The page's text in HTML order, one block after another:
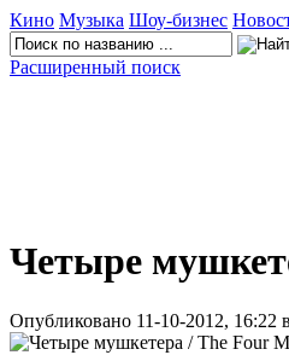
Кино Музыка Шоу-бизнес
Расширенный поиск
Четыре
Опубликовано 11-10-2012, 16:22